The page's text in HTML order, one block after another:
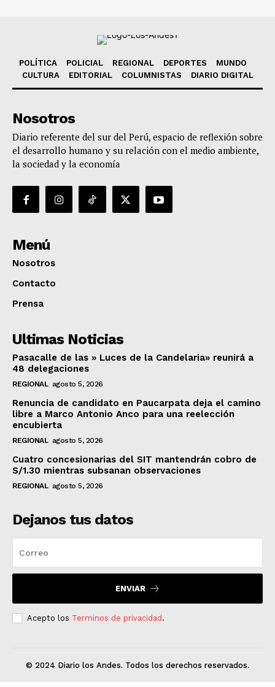
POLÍTICA POLICIAL REGIONAL DEPORTES
MUNDO
CULTURA
EDITORIAL COLUMNISTAS DIARIO DIGITAL
Nosotros
Diario referente del sur del Perú, espacio de reflexión sobre
el desarrollo humano y su relación con el medio ambiente,
la sociedad y la economía
Menú
Nosotros
Contacto
Prensa
Ultimas Noticias
Pasacalle de las » Luces de la Candelaria» reunirá a
48 delegaciones
REGIONAL agosto 5, 2026
Renuncia de candidato en Paucarpata deja el camino
libre a Marco Antonio Anco para una reelección
encubierta
REGIONAL agosto 5, 2026
Cuatro concesionarias del SIT mantendrán cobro de
S/1.30 mientras subsanan observaciones
REGIONAL agosto 5, 2026
Dejanos tus datos
ENVIAR
Acepto los Terminos de privacidad .
© 2024 Diario los Andes. Todos los derechos reservados.